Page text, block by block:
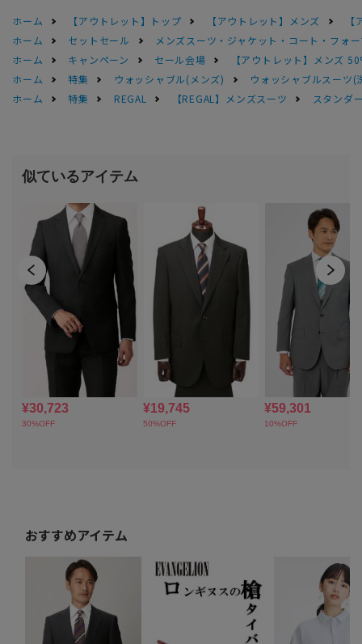
ホーム 【アウトレット】トップ 【アウトレット】メンズ
ホーム
セットセール
メンズスーツ・ジャケット・コート・フォ
ホーム
キャンペーン セール会場
【アウトレット】メンズ
ホーム
特集 ウォッシャブル(メンズ)
ウォッシャブルスーツ(
ホーム
特集 REGAL 【REGAL】メンズスーツ スタンダ